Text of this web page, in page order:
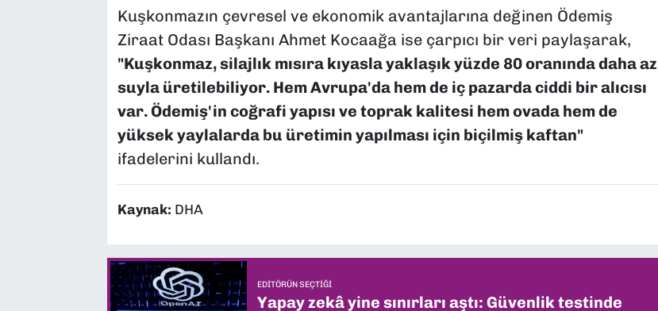
Kuşkonmazın çevresel ve ekonomik avantajlarına değinen Ödemiş
Ziraat Odası Başkanı Ahmet Kocaağa ise çarpıcı bir veri paylaşarak,
"Kuşkonmaz, silajlık mısıra kıyasla yaklaşık yüzde 80 oranında daha az
suyla üretilebiliyor. Hem Avrupa'da hem de iç pazarda ciddi bir alıcısı
var. Ödemiş'in coğrafi yapısı ve toprak kalitesi hem ovada hem de
yüksek yaylalarda bu üretimin yapılması için biçilmiş kaftan"
ifadelerini kullandı.
Kaynak: DHA
EDITÖRÜN SEÇTIĞI
Yapay zekâ yine sınırları aştı: Güvenlik testinde